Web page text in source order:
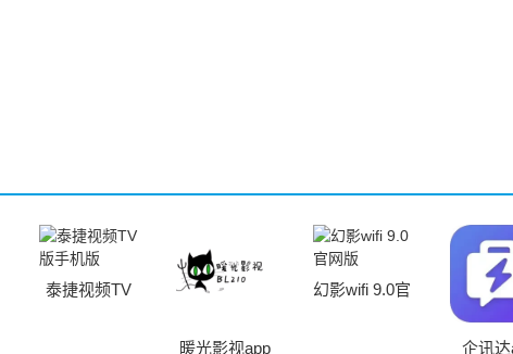
泰捷视频TV
暖光影视app
幻影wifi 9.0官
企讯